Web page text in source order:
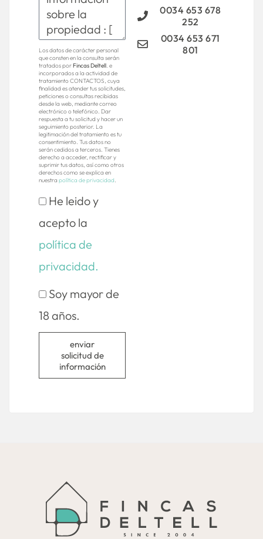
Los datos de carácter personal
que consten en la consulta serán
tratados porFincas Deltell. e
incorporados a la actividad de
tratamiento CONTACTOS, cuya
finalidad es atender tus solicitudes,
peticiones o consultas recibidas
desde la web, mediante correo
electrónico o telefónico. Dar
respuesta a tu solicitud y hacer un
seguimiento posterior. La
legitimación del tratamiento es tu
consentimiento. Tus datos no
serán cedidos a terceros. Tienes
derecho a acceder, rectificar y
suprimir tus datos, así como otros
derechos como se explica en
nuestra política de privacidad.
He leido y
acepto la
política de
privacidad.
Soy mayor de
18 años.
enviar
solicitud de
información
0034 653 678
252
0034 653 671
801